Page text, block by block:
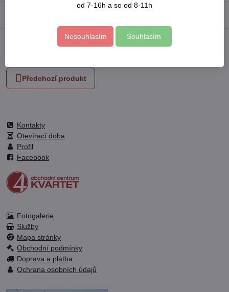
Předchozí produkt
Kontakty
Otevírací doba
Profil
Facebook
Fotogalerie
Služby
Mapa stránky
Obchodní podmínky
Doprava a platba
Ochrana osobních údajů
od 7-16h a so od 8-11h
Nesouhlasím Souhlasím